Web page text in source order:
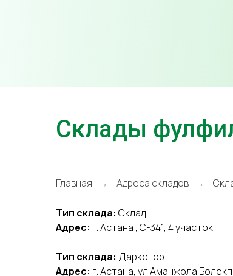
Склады
Главная → Адреса складов →
Тип склада: Склад
Адрес: г. Астана , С-341, 4 участок
Тип склада: Даркстор
Адрес: г. Астана, ул Аманжола